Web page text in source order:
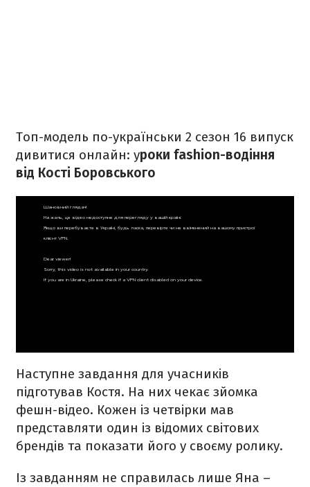
Топ-модель по-українськи 2 сезон 16 випуск
дивитися онлайн: уроки fashion-водіння
від Кості Боровського
Наступне завдання для учасників
підготував Костя. На них чекає зйомка
фешн-відео. Кожен із четвірки мав
представляти один із відомих світових
брендів та показати його у своєму ролику.
Із завданням не справилась лише Яна –